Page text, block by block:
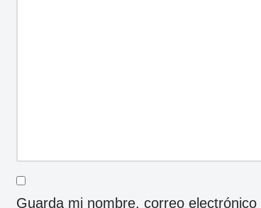
Guarda mi nombre, correo